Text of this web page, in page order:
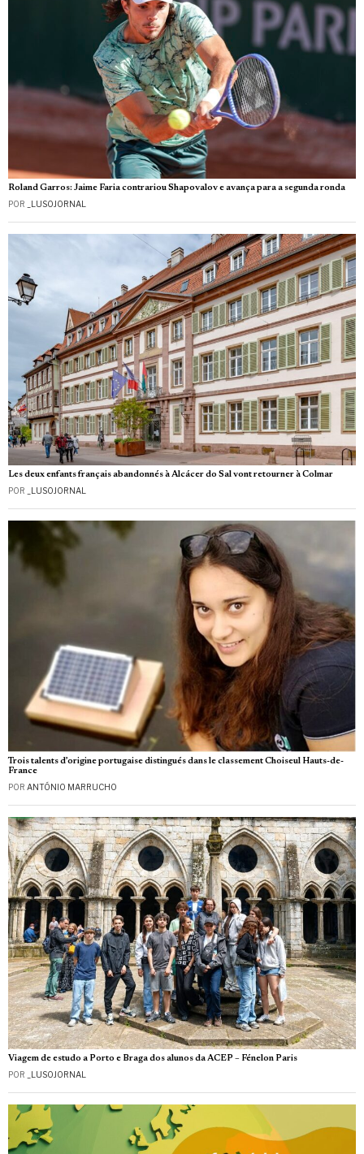
Roland Garros: Jaime Faria contrariou Shapovalov e avança para a segunda ronda
POR _LUSOJORNAL
Les deux enfants français abandonnés à Alcácer do Sal vont retourner à Colmar
POR _LUSOJORNAL
Trois talents d’origine portugaise distingués dans le classement Choiseul Hauts-de-
France
POR ANTÓNIO MARRUCHO
Viagem de estudo a Porto e Braga dos alunos da ACEP – Fénelon Paris
POR _LUSOJORNAL